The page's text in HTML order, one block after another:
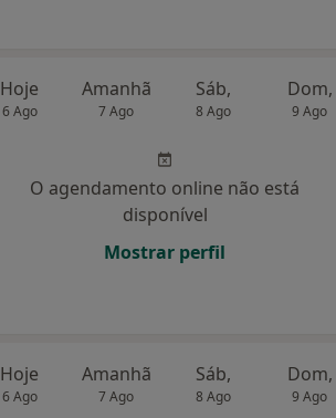
Hoje
6 Ago
Amanhã
7 Ago
Sáb,
8 Ago
Dom,
9 Ago
O agendamento online não está
disponível
Mostrar perfil
Hoje
6 Ago
Amanhã
7 Ago
Sáb,
8 Ago
Dom,
9 Ago